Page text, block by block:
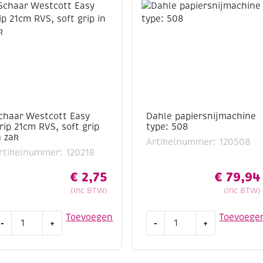
Westcott Easy
21cm RVS, soft grip
zak
120218
€ 2,75
(Inc BTW)
Toevoegen
- +
Dahle papiersnijmachine
type: 508
Artikelnummer: 120508
€ 79,94
(Inc BTW)
-
papiersnijmachine
+